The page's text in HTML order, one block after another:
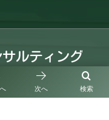
検索
次へ
24-209号